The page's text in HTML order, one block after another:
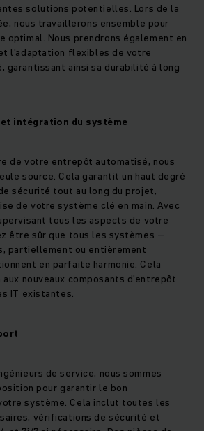
solutions potentielles. Lors de la
nous travaillerons ensemble pour
optimal. Nous prendrons également en
l'adaptation flexibles de votre
garantissant ainsi sa durabilité à long
intégration du système
de votre entrepôt automatisé, nous
source. Cela garantit un haut degré
sécurité tout au long du projet,
de votre système clé en main. Avec
tous les aspects de votre
être sûr que tous les systèmes –
partiellement ou entièrement
en parfaite harmonie. Cela
nouveaux composants d'entrepôt
IT existantes.
de service, nous sommes
pour garantir le bon
système. Cela inclut toutes les
vérifications de sécurité et